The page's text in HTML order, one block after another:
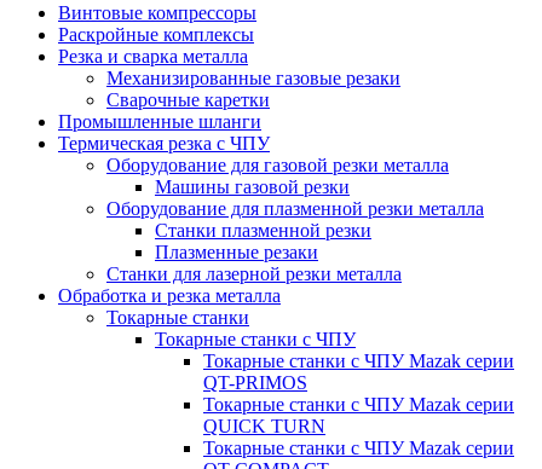
Винтовые компрессоры
Раскройные комплексы
Резка и сварка металла
Механизированные газовые резаки
Сварочные каретки
Промышленные шланги
Термическая резка с ЧПУ
Оборудование для газовой резки металла
Машины газовой резки
Оборудование для плазменной резки металла
Станки плазменной резки
Плазменные резаки
Станки для лазерной резки металла
Обработка и резка металла
Токарные станки
Токарные станки с ЧПУ
Токарные станки с ЧПУ Mazak серии
QT-PRIMOS
Токарные станки с ЧПУ Mazak серии
QUICK TURN
Токарные станки с ЧПУ Mazak серии